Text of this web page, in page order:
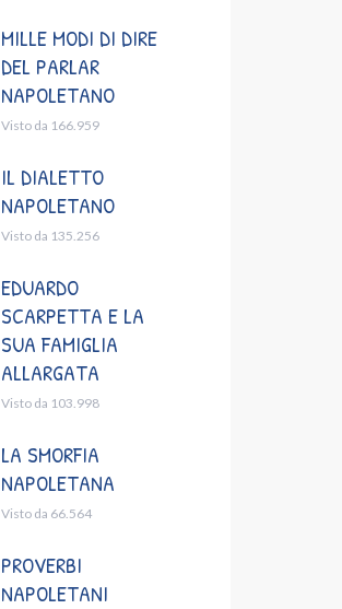
MILLE MODI DI DIRE
DEL PARLAR
NAPOLETANO
Visto da 166.959
IL DIALETTO
NAPOLETANO
Visto da 135.256
EDUARDO
SCARPETTA E LA
SUA FAMIGLIA
ALLARGATA
Visto da 103.998
LA SMORFIA
NAPOLETANA
Visto da 66.564
PROVERBI
NAPOLETANI